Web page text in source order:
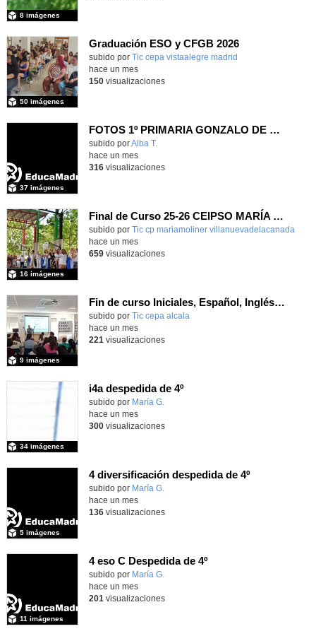
8 imágenes
Graduación ESO y CFGB 2026
subido por Tic cepa vistaalegre madrid
50 imágenes
hace un mes
150visualizaciones
FOTOS 1º PRIMARIA GONZALO DE BERCEO
subido porAlba T.
37 imágenes
hace un mes
316visualizaciones
Final de Curso 25-26 CEIPSO MARÍA MOLINER
subido por Tic cp mariamoliner villanuevadelacanada
16 imágenes
hace un mes
659visualizaciones
Fin de curso Iniciales, Español, Inglés, Informática y Patrimonio
subido por Tic cepa alcala
9 imágenes
hace un mes
221 visualizaciones
i4a despedida de 4º
Contenido educativo.
subido por María G.
34 imágenes
hace un mes
300visualizaciones
4 diversificación despedida de 4º
Contenido educativo.
subido por María G.
5 imágenes
hace un mes
136visualizaciones
4 eso C Despedida de 4º
Contenido educativo.
subido por María G.
11 imágenes
hace un mes
201 visualizaciones